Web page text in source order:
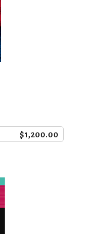
$1,200.00